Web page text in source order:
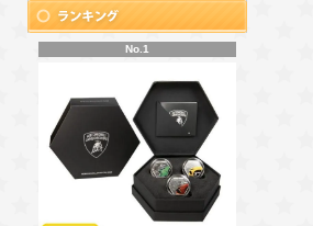
No.1